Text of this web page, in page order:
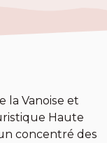
la Vanoise et
Haute
concentré des